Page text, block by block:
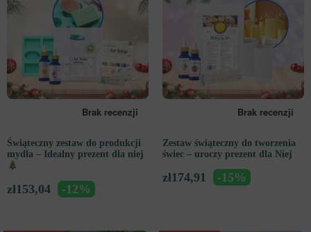
Świąteczny zestaw do produkcji
mydła – Idealny prezent dla niej
zł153,04 -12%
Zestaw świąteczny do tworzenia
świec – uroczy prezent dla Niej
zł174,91 -15%